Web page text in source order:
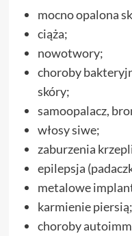
mocno opalona
ciąża;
nowotwory;
choroby
skóry;
samoopalacz,
włosy siwe;
zaburzenia
epilepsja
metalowe
karmienie piersią;
choroby